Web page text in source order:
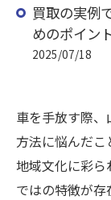
買取の実例
めのポイン
2025/07/18
車を手放す際
方法に悩んだ
地域文化に彩
ではの特徴が